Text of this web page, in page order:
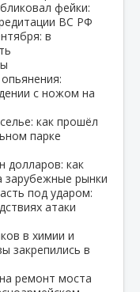
фейки:
ВС РФ
в
с ножом на
как прошёл
парке
долларов: как
зарубежные рынки
под ударом:
атаки
в химии и
закрепились в
ремонт моста